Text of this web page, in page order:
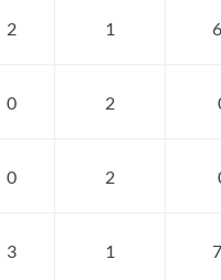
2 1
0 2
0 2
3 1